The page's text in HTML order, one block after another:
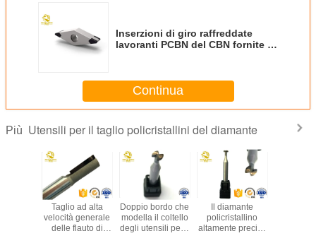
Inserzioni di giro raffreddate
lavoranti PCBN del CBN fornite di
Continua
Più Utensili per il taglio policristallini del diamante
Taglio ad alta
velocità generale
delle flauto di
Doppio bordo che
modella il coltello
degli utensili per il
Il diamante
policristallino
altamente preciso